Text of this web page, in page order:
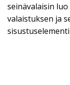
seinävalaisin
valaistuksen ja